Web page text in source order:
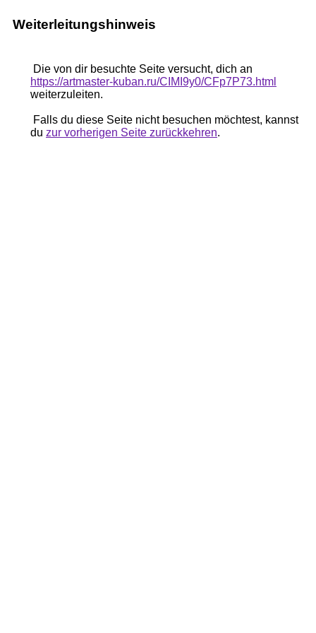
Weiterleitungshinweis
Die von dir besuchte Seite versucht, dich an
https://artmaster-kuban.ru/CIMI9y0/CFp7P73.html
weiterzuleiten.
Falls du diese Seite nicht besuchen möchtest, kannst
du zur vorherigen Seite zurückkehren.